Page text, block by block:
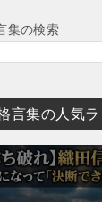
集の検索
言集の人気